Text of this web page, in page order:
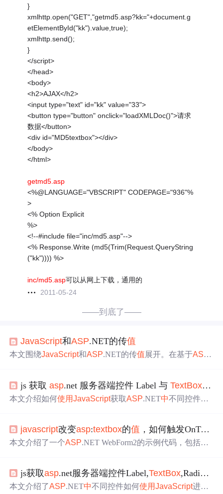
}
xmlhttp.open("GET","getmd5.asp?kk="+document.g
etElementById("kk").value,true);
xmlhttp.send();
}
</script>
</head>
<body>
<h2>AJAX</h2>
<input type="text" id="kk" value="33">
<button type="button" onclick="loadXMLDoc()">请求
数据</button>
<div id="MD5textbox"></div>
</body>
</html>
getmd5.asp
<%@LANGUAGE="VBSCRIPT" CODEPAGE="936"%
>
<% Option Explicit
%>
<!--#include file="inc/md5.asp"-->
<% Response.Write (md5(Trim(Request.QueryString
("kk")))) %>
inc/md5.asp可以从网上下载，通用的
2011-05-24
——到底了——
JavaScript和ASP.NET的传值
本文围绕JavaScript和ASP.NET的传值展开。在基于ASP.
extBox元素以及让dropdownlist选择指定项的方法和技巧。
js 获取asp.net 服务器端控件 Label 与TextBox
本文介绍如何使用JavaScript获取ASP.NET中不同控件的
javascript改变asp:textbox的值 ，如何触发OnTextChanged 事件
本文介绍了一个ASP.NET WebForm2的示例代码，包括HT
交互。适用于希望了解ASP.NET Web Forms应用程序开发
的初学者。
js获取asp.net服务器端控件Label,TextBox,RadioButtonList,DropDownList的
本文介绍了ASP.NET中不同控件如何使用JavaScript进行